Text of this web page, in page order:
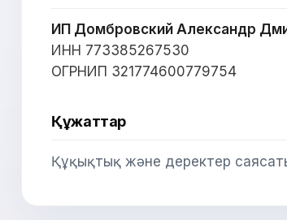
ИП Домбровский Александр
ИНН 773385267530
ОГРНИП 321774600779754
Құжаттар
Құқықтық және деректер